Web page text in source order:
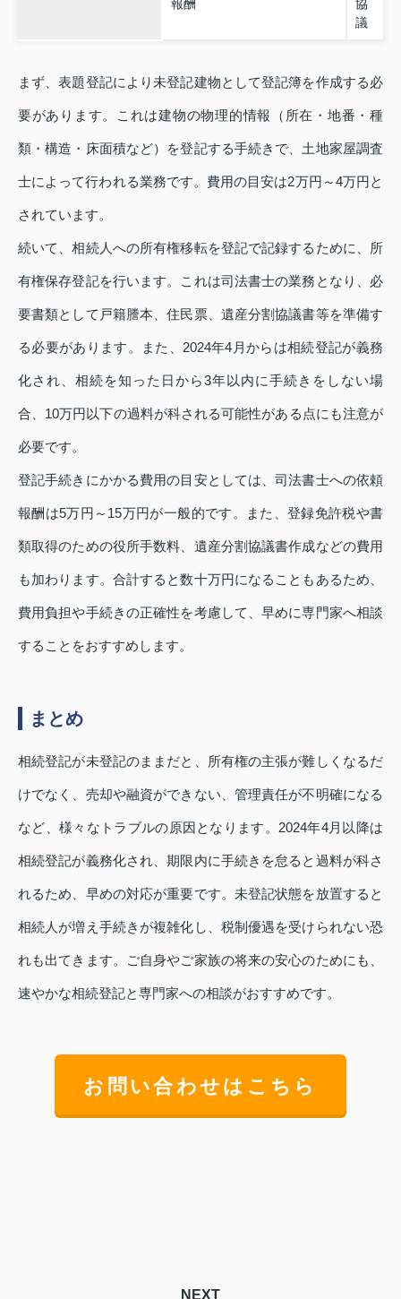
報酬
協
議
まず、表題登記により未登記建物として登記簿を作成する必
要があります。これは建物の物理的情報（所在・地番・種
類・構造・床面積など）を登記する手続きで、土地家屋調査
士によって行われる業務です。費用の目安は2万円～4万円と
されています。
続いて、相続人への所有権移転を登記で記録するために、所
有権保存登記を行います。これは司法書士の業務となり、必
要書類として戸籍謄本、住民票、遺産分割協議書等を準備す
る必要があります。また、2024年4月からは相続登記が義務
化され、相続を知った日から3年以内に手続きをしない場
合、10万円以下の過料が科される可能性がある点にも注意が
必要です。
登記手続きにかかる費用の目安としては、司法書士への依頼
報酬は5万円～15万円が一般的です。また、登録免許税や書
類取得のための役所手数料、遺産分割協議書作成などの費用
も加わります。合計すると数十万円になることもあるため、
費用負担や手続きの正確性を考慮して、早めに専門家へ相談
することをおすすめします。
まとめ
相続登記が未登記のままだと、所有権の主張が難しくなるだ
けでなく、売却や融資ができない、管理責任が不明確になる
など、様々なトラブルの原因となります。2024年4月以降は
相続登記が義務化され、期限内に手続きを怠ると過料が科さ
れるため、早めの対応が重要です。未登記状態を放置すると
相続人が増え手続きが複雑化し、税制優遇を受けられない恐
れも出てきます。ご自身やご家族の将来の安心のためにも、
速やかな相続登記と専門家への相談がおすすめです。
お問い合わせはこちら
NEXT